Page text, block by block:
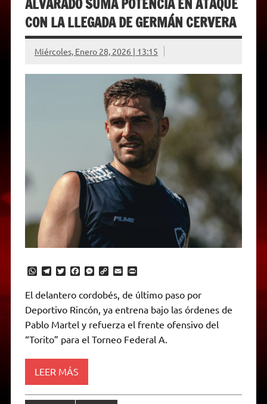
ALVARADO SUMA POTENCIA EN ATAQUE
CON LA LLEGADA DE GERMÁN CERVERA
Miércoles, Enero 28, 2026 | 13:15
W
a
t
s
A
p
p
T
e
g
a
m
T
t
t
r
F
e
b
o
k
M
s
s
e
n
g
e
r
C
p
y
L
n
k
E
a
i
l
P
i
n
t
F
r
i
e
El delantero cordobés, de último paso por
Deportivo Rincón, ya entrena bajo las órdenes de
Pablo Martel y refuerza el frente ofensivo del
“Torito” para el Torneo Federal A.
LEER MÁS